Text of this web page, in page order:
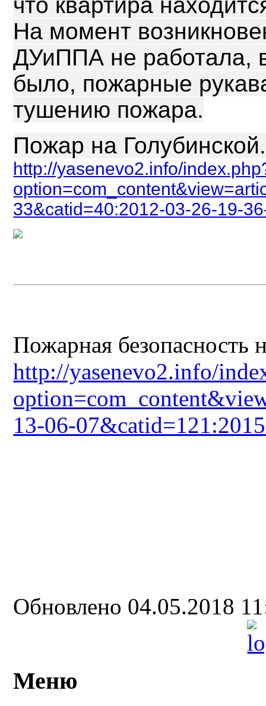
На момент
ДУиППА не работала,
было, пожарные
тушению пожара.
Пожар на
http://yasenevo2.info/
33&catid=40:2012-03-26-19-
Пожарная безопасность
http://yasenevo2.info/
13-06-
Обновлено 04.05.2018
Меню